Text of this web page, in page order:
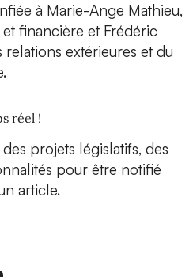
à Marie-Ange Mathieu,
financière et Frédéric
extérieures et du
réel !
projets législatifs, des
pour être notifié
article.